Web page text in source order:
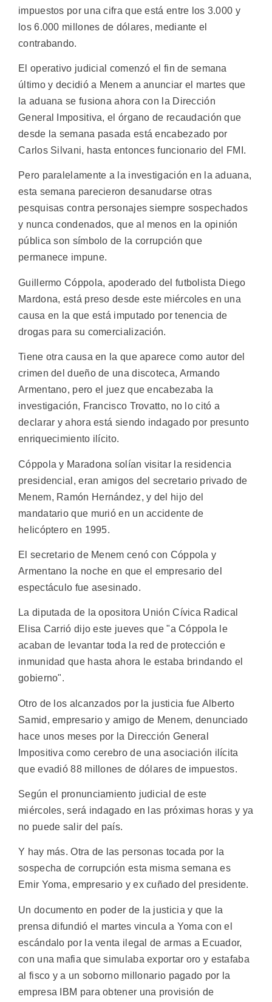
impuestos por una cifra que está entre los 3.000 y
los 6.000 millones de dólares, mediante el
contrabando.
El operativo judicial comenzó el fin de semana
último y decidió a Menem a anunciar el martes que
la aduana se fusiona ahora con la Dirección
General Impositiva, el órgano de recaudación que
desde la semana pasada está encabezado por
Carlos Silvani, hasta entonces funcionario del FMI.
Pero paralelamente a la investigación en la aduana,
esta semana parecieron desanudarse otras
pesquisas contra personajes siempre sospechados
y nunca condenados, que al menos en la opinión
pública son símbolo de la corrupción que
permanece impune.
Guillermo Cóppola, apoderado del futbolista Diego
Mardona, está preso desde este miércoles en una
causa en la que está imputado por tenencia de
drogas para su comercialización.
Tiene otra causa en la que aparece como autor del
crimen del dueño de una discoteca, Armando
Armentano, pero el juez que encabezaba la
investigación, Francisco Trovatto, no lo citó a
declarar y ahora está siendo indagado por presunto
enriquecimiento ilícito.
Cóppola y Maradona solían visitar la residencia
presidencial, eran amigos del secretario privado de
Menem, Ramón Hernández, y del hijo del
mandatario que murió en un accidente de
helicóptero en 1995.
El secretario de Menem cenó con Cóppola y
Armentano la noche en que el empresario del
espectáculo fue asesinado.
La diputada de la opositora Unión Cívica Radical
Elisa Carrió dijo este jueves que "a Cóppola le
acaban de levantar toda la red de protección e
inmunidad que hasta ahora le estaba brindando el
gobierno".
Otro de los alcanzados por la justicia fue Alberto
Samid, empresario y amigo de Menem, denunciado
hace unos meses por la Dirección General
Impositiva como cerebro de una asociación ilícita
que evadió 88 millones de dólares de impuestos.
Según el pronunciamiento judicial de este
miércoles, será indagado en las próximas horas y ya
no puede salir del país.
Y hay más. Otra de las personas tocada por la
sospecha de corrupción esta misma semana es
Emir Yoma, empresario y ex cuñado del presidente.
Un documento en poder de la justicia y que la
prensa difundió el martes vincula a Yoma con el
escándalo por la venta ilegal de armas a Ecuador,
con una mafia que simulaba exportar oro y estafaba
al fisco y a un soborno millonario pagado por la
empresa IBM para obtener una provisión de